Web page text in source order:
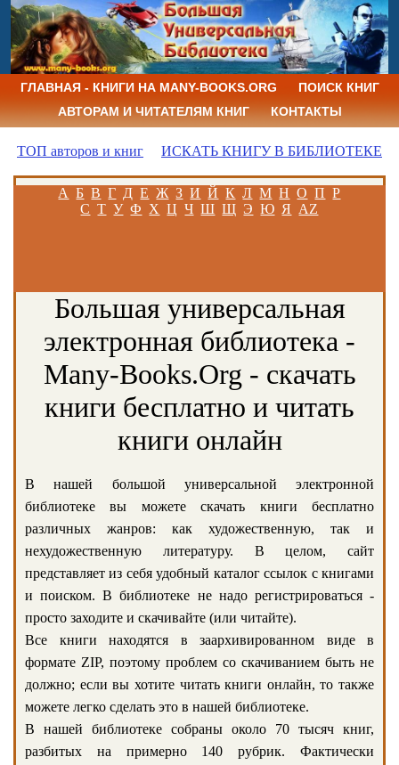
ГЛАВНАЯ - КНИГИ НА MANY-BOOKS.ORG
ПОИСК КНИГ
АВТОРАМ И ЧИТАТЕЛЯМ КНИГ
КОНТАКТЫ
ТОП авторов и книг ИСКАТЬ КНИГУ В БИБЛИОТЕКЕ
А Б В Г Д Е Ж З И Й К Л М Н О П Р
С Т У Ф Х Ц Ч Ш Щ Э Ю Я AZ
Большая универсальная
электронная библиотека -
Many-Books.Org - скачать
книги бесплатно и читать
книги онлайн
В нашей большой универсальной электронной
библиотеке вы можете скачать книги бесплатно
различных жанров: как художественную, так и
нехудожественную литературу. В целом, сайт
представляет из себя удобный каталог ссылок с книгами
и поиском. В библиотеке не надо регистрироваться -
просто заходите и скачивайте (или читайте).
Все книги находятся в заархивированном виде в
формате ZIP, поэтому проблем со скачиванием быть не
должно; если вы хотите читать книги онлайн, то также
можете легко сделать это в нашей библиотеке.
В нашей библиотеке собраны около 70 тысяч книг,
разбитых на примерно 140 рубрик. Фактически